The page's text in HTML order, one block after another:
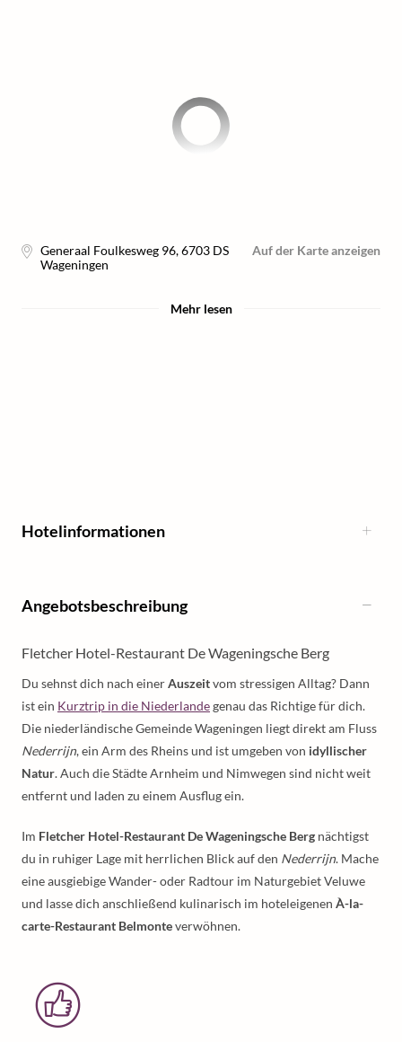
Generaal Foulkesweg 96,6703 DS
Wageningen
Auf der Karte anzeigen
Mehr lesen
Hotelinformationen
Angebotsbeschreibung
Fletcher Hotel-Restaurant De Wageningsche Berg
Du sehnst dich nach einerAuszeitvom stressigen Alltag? Dann
ist ein Kurztrip in die Niederlandegenau das Richtige für dich.
Die niederländische Gemeinde Wageningen liegt direkt am Fluss
Nederrijn, ein Arm des Rheins und ist umgeben von idyllischer
Natur. Auch die Städte Arnheim und Nimwegen sind nicht weit
entfernt und laden zu einem Ausflug ein.
Im Fletcher Hotel-Restaurant De Wageningsche Berg nächtigst
du in ruhiger Lage mit herrlichen Blick auf den Nederrijn. Mache
eine ausgiebige Wander- oder Radtour im Naturgebiet Veluwe
und lasse dich anschließend kulinarisch im hoteleigenen À-la-
carte-Restaurant Belmonteverwöhnen.